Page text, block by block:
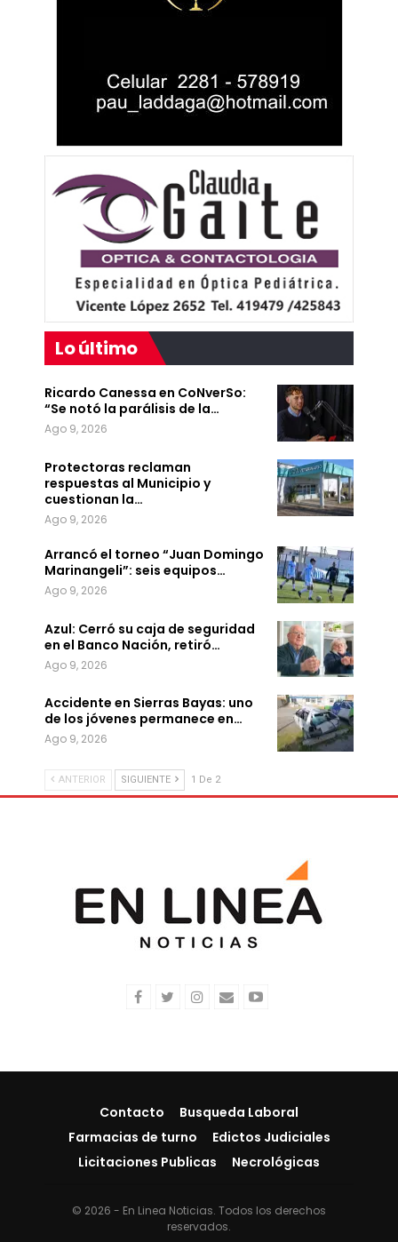
Lo último
Ricardo Canessa en CoNverSo:
“Se notó la parálisis de la…
Ago 9, 2026
Protectoras reclaman
respuestas al Municipio y
cuestionan la…
Ago 9, 2026
Arrancó el torneo “Juan Domingo
Marinangeli”: seis equipos…
Ago 9, 2026
Azul: Cerró su caja de seguridad
en el Banco Nación, retiró…
Ago 9, 2026
Accidente en Sierras Bayas: uno
de los jóvenes permanece en…
Ago 9, 2026
ANTERIOR SIGUIENTE 1 De 2
Contacto
Busqueda Laboral
Farmacias de turno
Edictos Judiciales
Licitaciones Publicas
Necrológicas
© 2026 - En Linea Noticias. Todos los derechos
reservados.